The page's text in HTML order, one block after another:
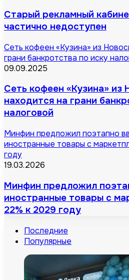
Старый рекламный
частично недоступен
Сеть кофеен «Кузина» из
грани банкротства по иску
09.09.2025
Сеть кофеен «Кузина» из
находится на грани
налоговой
Минфин предложил поэтапно
иностранные товары с
году
19.03.2026
Минфин предложил
иностранные товары с
22% к 2029 году
Последние
Популярные